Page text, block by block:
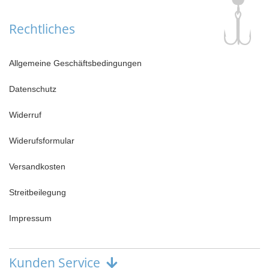
Rechtliches
Allgemeine Geschäftsbedingungen
Datenschutz
Widerruf
Widerufsformular
Versandkosten
Streitbeilegung
Impressum
Kunden Service